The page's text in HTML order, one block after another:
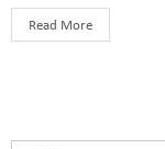
Read More